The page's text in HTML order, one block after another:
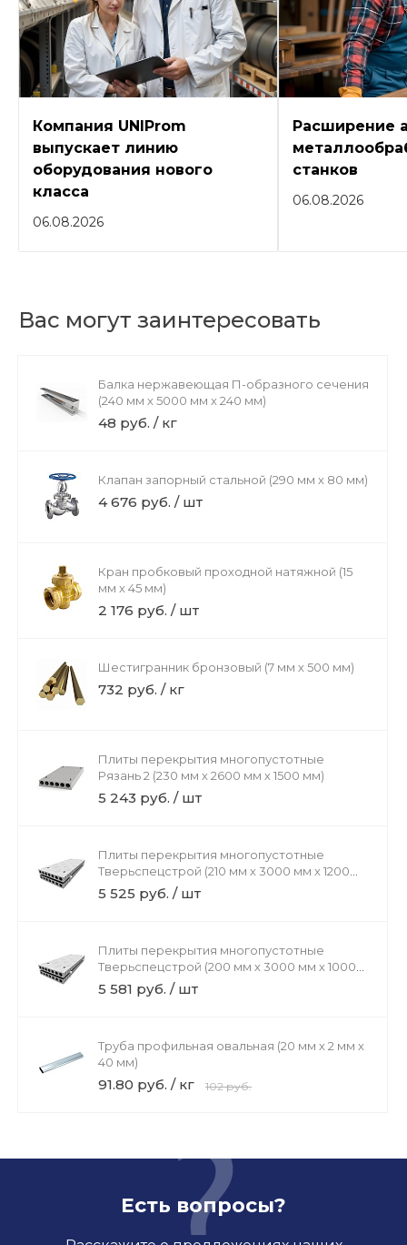
Компания UNIProm
выпускает линию
оборудования нового
класса
06.08.2026
Расширение
станков
06.08.2026
Вас могут заинтересовать
Балка нержавеющая П-образного сечения
(240 мм х 5000 мм х 240 мм)
48 руб. / кг
Клапан запорный стальной (290 мм х 80 мм)
4 676 руб. / шт
Кран пробковый проходной натяжной (15
мм х 45 мм)
2 176 руб. / шт
Шестигранник бронзовый (7 мм х 500 мм)
732 руб. / кг
Плиты перекрытия многопустотные
Рязань 2 (230 мм х 2600 мм х 1500 мм)
5 243 руб. / шт
Плиты перекрытия многопустотные
Тверьспецстрой (210 мм х 3000 мм х 1200
мм)
5 525 руб. / шт
Плиты перекрытия многопустотные
Тверьспецстрой (200 мм х 3000 мм х 1000
мм)
5 581 руб. / шт
Труба профильная овальная (20 мм х 2 мм х
40 мм)
91.80 руб. / кг 102 руб.
Есть вопросы?